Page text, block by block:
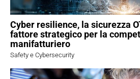
Cyber resilience, la sicurezza
fattore strategico per la
manifatturiero
Safety e Cybersecurity